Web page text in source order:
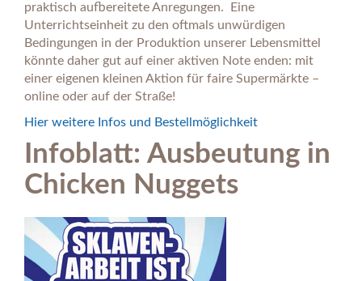
praktisch aufbereitete Anregungen.
Eine
Unterrichtseinheit zu den oftmals unwürdigen
Bedingungen in der Produktion unserer Lebensmittel
könnte daher gut auf einer aktiven Note enden: mit
einer eigenen kleinen Aktion für faire Supermärkte –
online oder auf der Straße!
Hier weitere Infos und Bestellmöglichkeit
Infoblatt: Ausbeutung in
Chicken Nuggets